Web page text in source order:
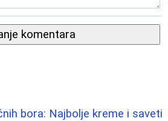
komentara
bora: Najbolje kreme i saveti